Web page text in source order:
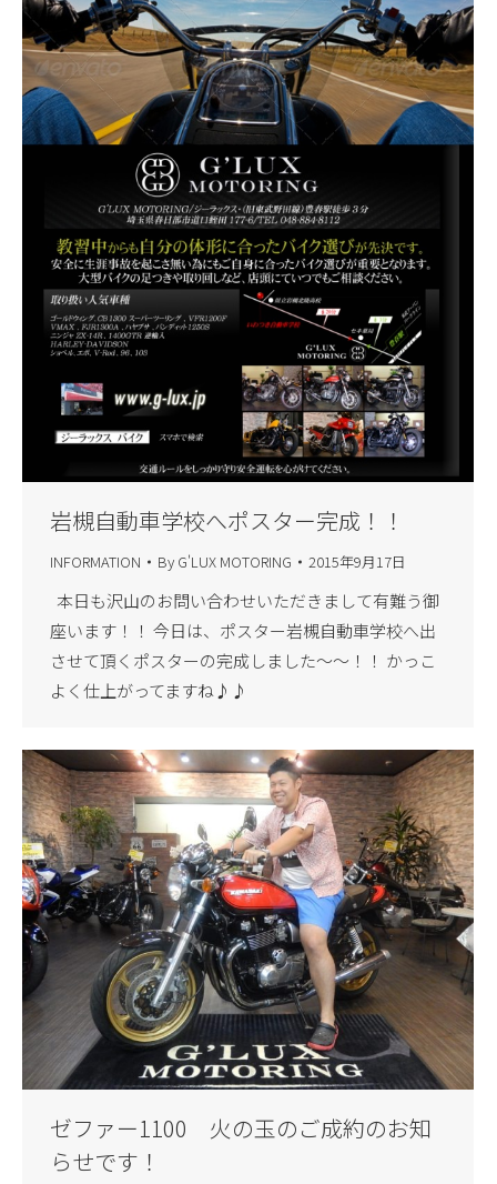
岩槻自動車学校へポスター完成！！
INFORMATION By G'LUX MOTORING 2015年9月17日
本日も沢山のお問い合わせいただきまして有難う御
座います！！ 今日は、ポスター岩槻自動車学校へ出
させて頂くポスターの完成しました～～！！ かっこ
よく仕上がってますね♪♪
ゼファー1100 火の玉のご成約のお知
らせです！